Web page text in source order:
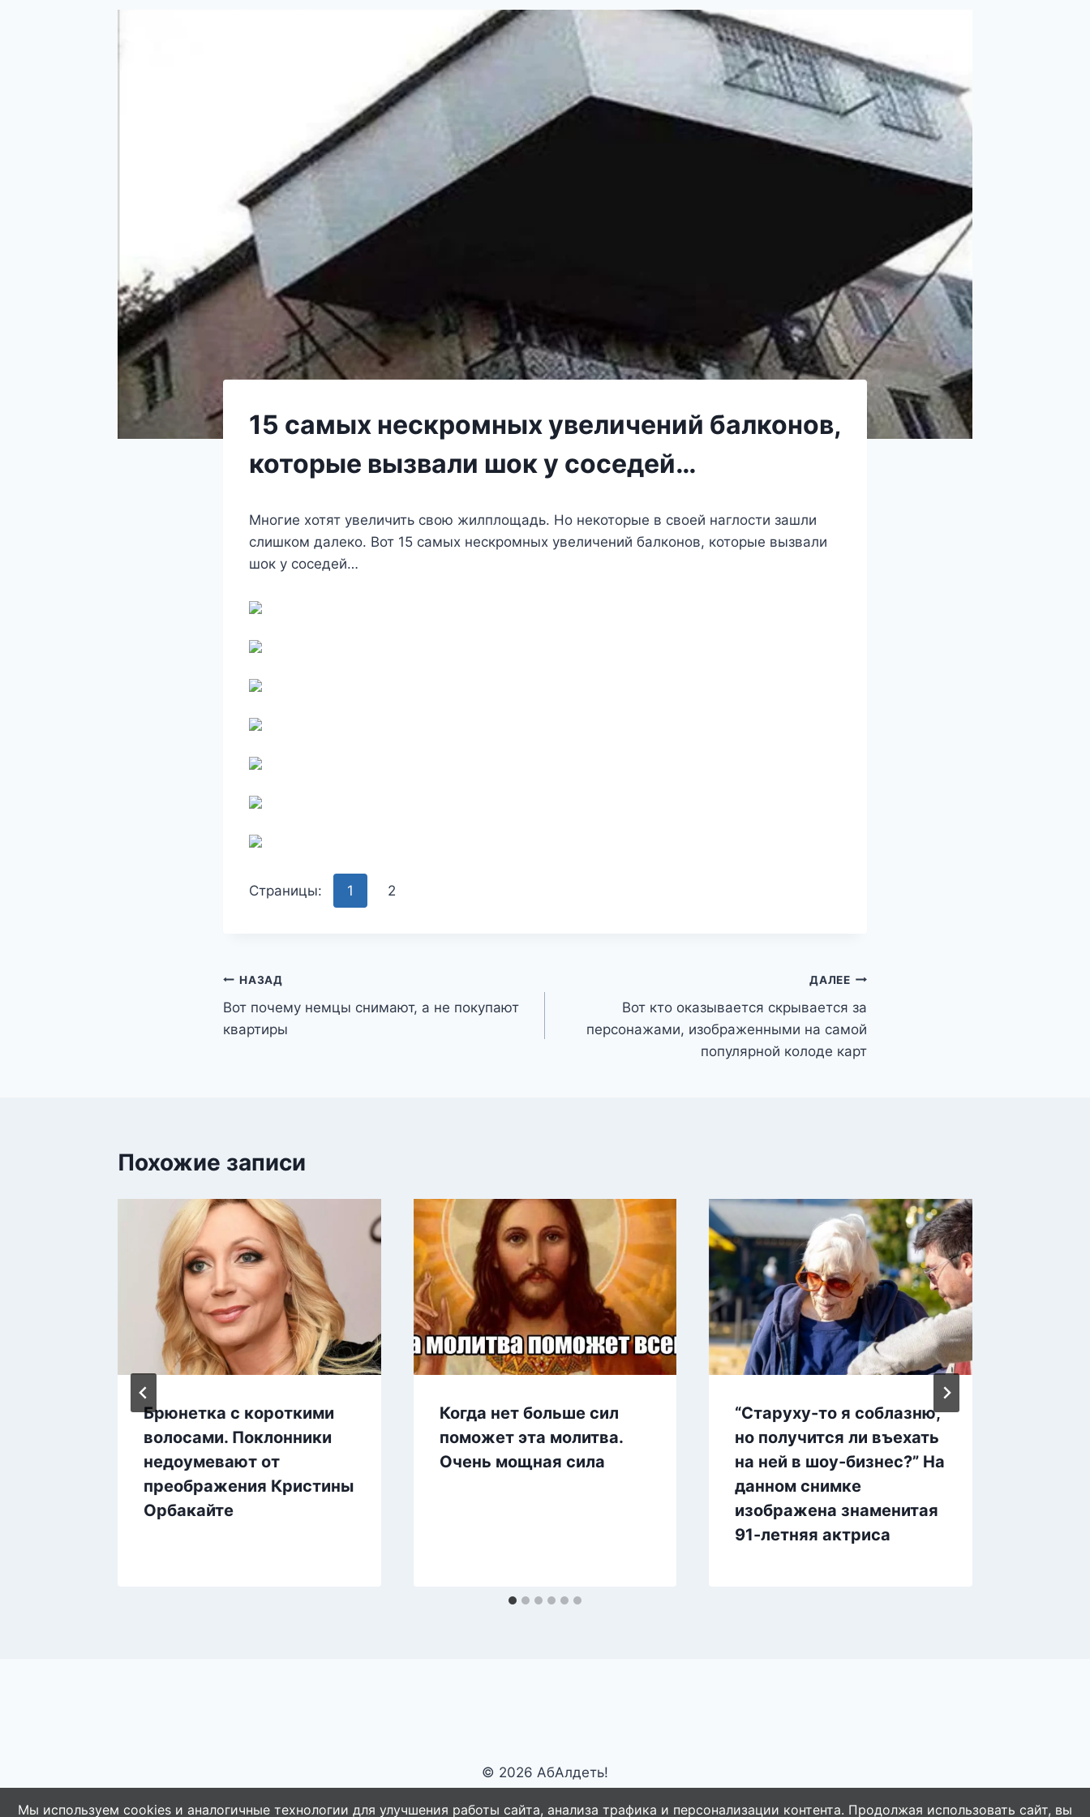
15 самых нескромных увеличений балконов,
которые вызвали шок у соседей…
Многие хотят увеличить свою жилплощадь. Но некоторые в своей наглости зашли
слишком далеко. Вот 15 самых нескромных увеличений балконов, которые вызвали
шок у соседей…
Страницы: 1 2
Навигация
по
НАЗАД
Вот почему немцы снимают, а не покупают
квартиры
ДАЛЕЕ
Вот кто оказывается скрывается за
персонажами, изображенными на самой
популярной колоде карт
Похожие записи
Брюнетка с короткими
волосами. Поклонники
недоумевают от
преображения Кристины
Орбакайте
Когда нет больше сил
поможет эта молитва.
Очень мощная сила
“Старуху-то я соблазню,
но получится ли въехать
на ней в шоу-бизнес?” На
данном снимке
изображена знаменитая
91-летняя актриса
© 2026 АбАлдеть!
Мы используем cookies и аналогичные технологии для улучшения работы сайта, анализа трафика и персонализации контента. Продолжая использовать сайт, вы